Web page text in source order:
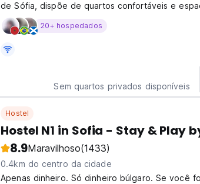
de Sófia, dispõe de quartos confortáveis ​​e
camas com roupa de cama e um moderno
cada andar.20+ hospedados
Sem quartos privados disponíveis
Hostel
Hostel N1 in Sofia - Stay & Play
8.9Maravilhoso(1433)
0.4km do centro da cidade
Apenas dinheiro. Só dinheiro búlgaro. Se você